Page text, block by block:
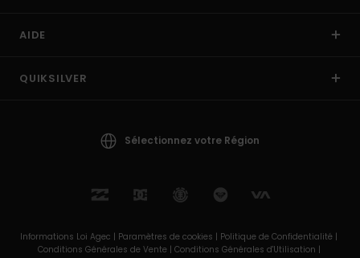
AIDE
QUIKSILVER
Sélectionnez votre Région
Informations Loi Agec | Paramètres de cookies | Politique de Confidentialité |
Conditions Générales de Vente | Conditions Générales d'Utilisation |